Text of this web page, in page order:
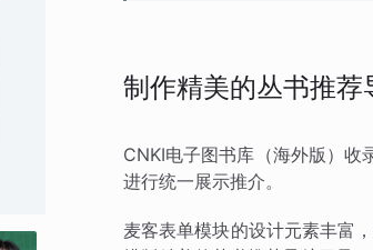
制作精美的丛书推
CNKI电子图书库（海外版）收
进行统一展示推介。
麦客表单模块的设计元素丰富